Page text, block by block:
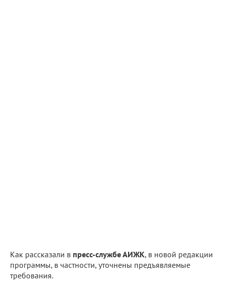
Как рассказали в пресс-службе АИЖК, в новой редакции
программы, в частности, уточнены предъявляемые
требования.